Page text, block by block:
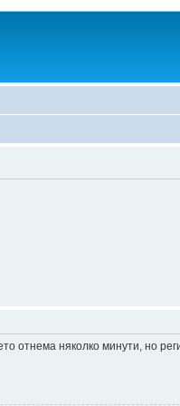
отнема няколко минути, но